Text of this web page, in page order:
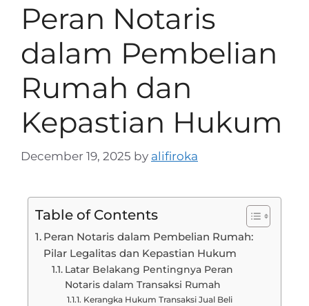
Peran Notaris
dalam Pembelian
Rumah dan
Kepastian Hukum
December 19, 2025 by alifiroka
Table of Contents
Peran Notaris dalam Pembelian Rumah:
Pilar Legalitas dan Kepastian Hukum
Latar Belakang Pentingnya Peran
Notaris dalam Transaksi Rumah
Kerangka Hukum Transaksi Jual Beli